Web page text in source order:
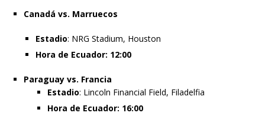
Canadá vs. Marruecos
Estadio: NRG Stadium, Houston
Hora de Ecuador: 12:00
Paraguay vs. Francia
Estadio: Lincoln Financial Field, Filadelfia
Hora de Ecuador: 16:00